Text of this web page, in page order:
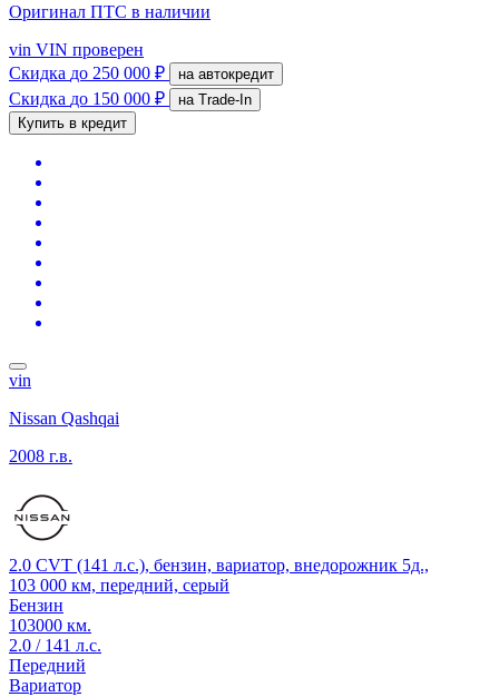
Оригинал ПТС в наличии
vin VIN проверен
Скидка до 250 000 ₽ на автокредит
Скидка до 150 000 ₽
на Trade-In
Купить в кредит
vin
Nissan Qashqai
2008 г.в.
2.0 CVT (141 л.с.), бензин, вариатор, внедорожник 5д.,
103 000 км, передний, серый
Бензин
103000 км.
2.0 / 141 л.с.
Передний
Вариатор